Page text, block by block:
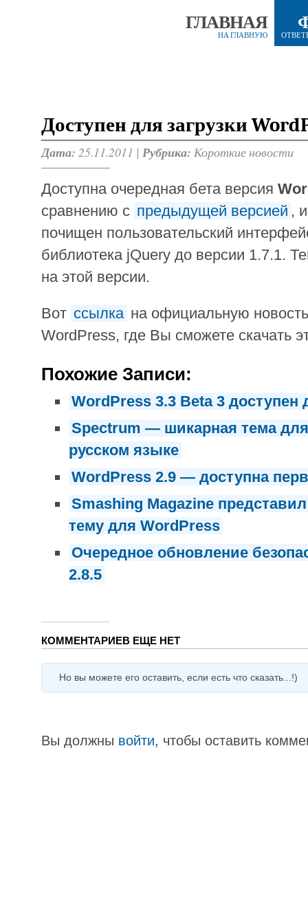
ГЛАВНАЯ
НА ГЛАВНУЮ
Доступен для загрузки
Дата: 25.11.2011 | Рубрика: Короткие новости
Доступна очередная бета версия
сравнению с предыдущей версией ,
почищен пользовательский
библиотека jQuery до версии 1.7.1.
на этой версии.
Вот ссылка на официальную
WordPress, где Вы сможете скачать
Похожие Записи:
WordPress 3.3 Beta 3 доступен
Spectrum — шикарная тема
русском языке
WordPress 2.9 — доступна
Smashing Magazine
тему для WordPress
Очередное обновление
2.8.5
КОММЕНТАРИЕВ ЕЩЕ НЕТ
Но вы можете его оставить, если есть что сказать...!)
Вы должны войти, чтобы оставить